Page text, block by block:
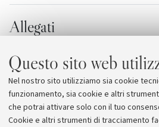
Questo sito web
Nel nostro sito utilizziamo sia cookie
funzionamento, sia cookie e altri
che potrai attivare solo con il tuo
Cookie e altri strumenti di tracciamento
Allegati
La chimica nella società
Chimica dell'Ambiente e dei